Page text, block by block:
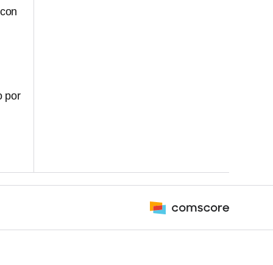
por